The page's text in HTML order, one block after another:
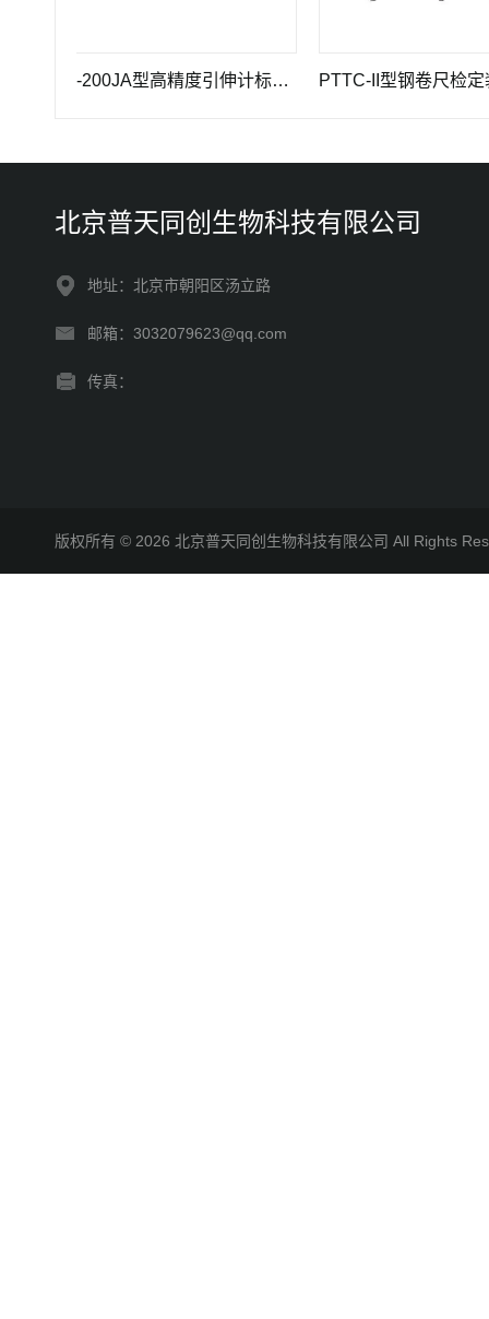
GWB-200JA型高精度引伸计标定仪长度计量器具
北京普天同创生物科技有限公司
地址：北京市朝阳区汤立路
邮箱：3032079623@qq.com
传真：
版权所有 © 2026 北京普天同创生物科技有限公司 All Rights